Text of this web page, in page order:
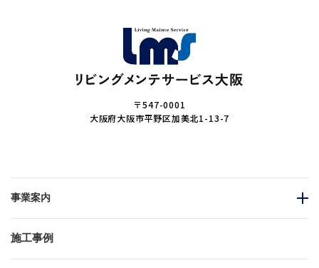
〒547-0001
大阪府大阪市平野区加美北1-13-7
事業案内
施工事例